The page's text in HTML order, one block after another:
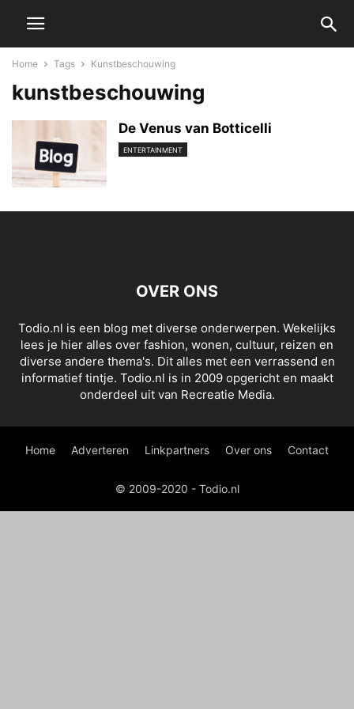
Home Tags Kunstbeschouwing
kunstbeschouwing
De Venus van Botticelli
ENTERTAINMENT
OVER ONS
Todio.nl is een blog met diverse onderwerpen. Wekelijks
lees je hier alles over fashion, wonen, cultuur, reizen en
diverse andere thema's. Dit alles met een verrassend en
informatief tintje. Todio.nl is in 2009 opgericht en maakt
onderdeel uit van Recreatie Media.
Home Adverteren Linkpartners Over ons Contact
© 2009-2020 - Todio.nl